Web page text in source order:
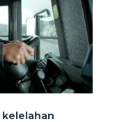
kelelahan